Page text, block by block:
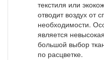
текстиля или
отводит воздух от
необходимости.
является
большой выбор
по расцветке.